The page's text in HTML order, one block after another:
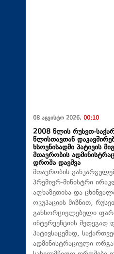
08 აგვისტო 2026, 00:10
2008 წლის რუსეთ-
წლისთავთან
ხსოვნისადმი პატივის
მთავრობის
დროშა დაეშვა
მთავრობის
პრემიერ-მინისტრი
აფხაზეთისა და
ოკუპაციის მიზნით,
განხორციელებული
ინტერვენციის შედეგად
პატივსაცემად,
ადმინისტრაციული